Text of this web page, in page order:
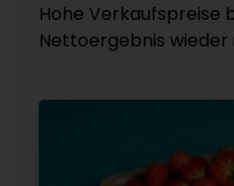
Hohe Verkaufspreise
Nettoergebnis